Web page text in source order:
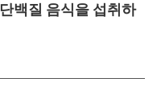
백질 음식을 섭취하